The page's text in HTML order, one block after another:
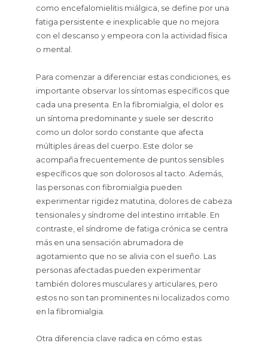
como encefalomielitis miálgica, se define por una
fatiga persistente e inexplicable que no mejora
con el descanso y empeora con la actividad física
o mental.
Para comenzar a diferenciar estas condiciones, es
importante observar los síntomas específicos que
cada una presenta. En la fibromialgia, el dolor es
un síntoma predominante y suele ser descrito
como un dolor sordo constante que afecta
múltiples áreas del cuerpo. Este dolor se
acompaña frecuentemente de puntos sensibles
específicos que son dolorosos al tacto. Además,
las personas con fibromialgia pueden
experimentar rigidez matutina, dolores de cabeza
tensionales y síndrome del intestino irritable. En
contraste, el síndrome de fatiga crónica se centra
más en una sensación abrumadora de
agotamiento que no se alivia con el sueño. Las
personas afectadas pueden experimentar
también dolores musculares y articulares, pero
estos no son tan prominentes ni localizados como
en la fibromialgia.
Otra diferencia clave radica en cómo estas